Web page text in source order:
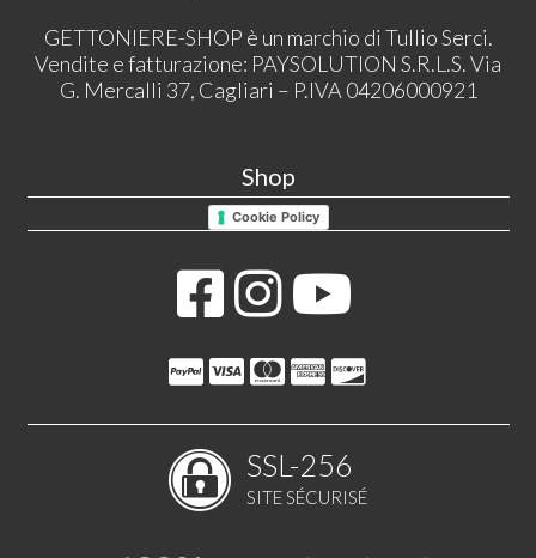
GETTONIERE-SHOP è un marchio di Tullio Serci.
Vendite e fatturazione: PAYSOLUTION S.R.L.S. Via
G. Mercalli 37, Cagliari – P.IVA 04206000921
Shop
Cookie Policy
SSL-256
SITE SÉCURISÉ